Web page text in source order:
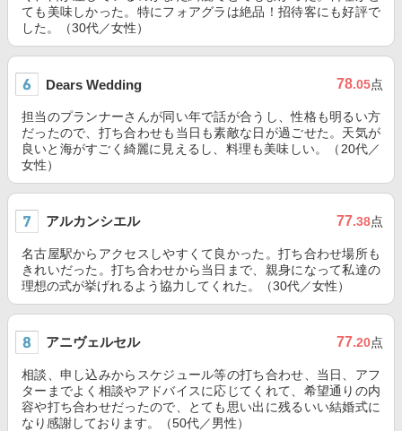
ても美味しかった。特にフォアグラは絶品！招待客にも好評で
した。（30代／女性）
Dears Wedding 78.05点
担当のプランナーさんが同い年で話が合うし、性格も明るい方
だったので、打ち合わせも当日も素敵な日が過ごせた。天気が
良いと海がすごく綺麗に見えるし、料理も美味しい。（20代／
女性）
アルカンシエル 77.38点
名古屋駅からアクセスしやすくて良かった。打ち合わせ場所も
きれいだった。打ち合わせから当日まで、親身になって私達の
理想の式が挙げれるよう協力してくれた。（30代／女性）
アニヴェルセル 77.20点
相談、申し込みからスケジュール等の打ち合わせ、当日、アフ
ターまでよく相談やアドバイスに応じてくれて、希望通りの内
容や打ち合わせだったので、とても思い出に残るいい結婚式に
なり感謝しております。（50代／男性）